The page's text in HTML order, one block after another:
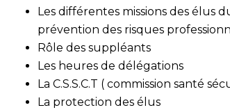
Les différentes missions des élus
prévention des risques
Rôle des suppléants
Les heures de délégations
La C.S.S.C.T ( commission santé
La protection des élus